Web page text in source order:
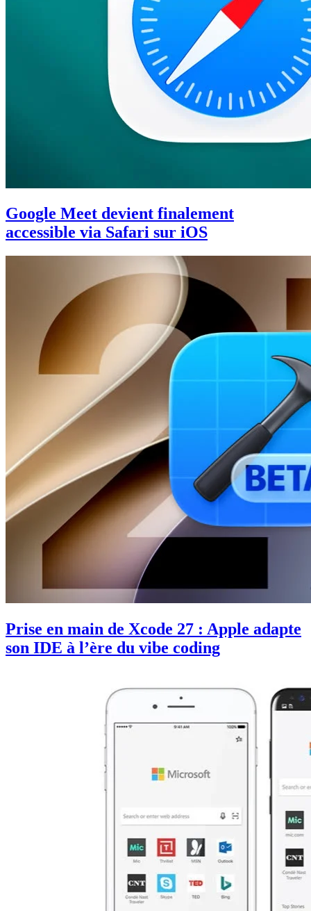
Google Meet devient finalement
accessible via Safari sur iOS
Prise en main de Xcode 27 : Apple adapte
son IDE à l’ère du vibe coding